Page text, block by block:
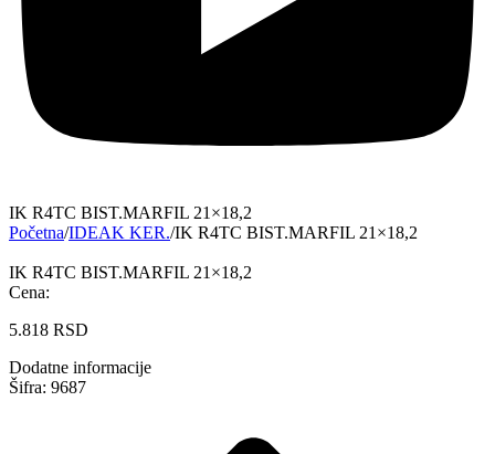
IK R4TC BIST.MARFIL 21×18,2
Početna/IDEAK KER./IK R4TC BIST.MARFIL 21×18,2
IK R4TC BIST.MARFIL 21×18,2
Cena:
5.818 RSD
Dodatne informacije
Šifra: 9687